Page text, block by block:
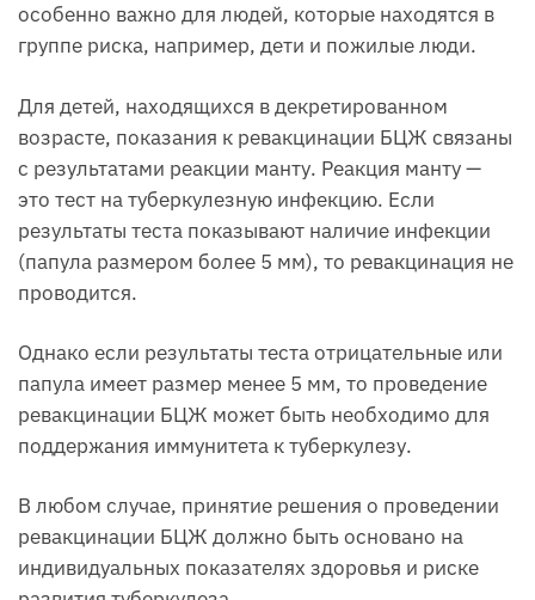
особенно важно для людей, которые находятся в
группе риска, например, дети и пожилые люди.
Для детей, находящихся в декретированном
возрасте, показания к ревакцинации БЦЖ связаны
с результатами реакции манту. Реакция манту —
это тест на туберкулезную инфекцию. Если
результаты теста показывают наличие инфекции
(папула размером более 5 мм), то ревакцинация не
проводится.
Однако если результаты теста отрицательные или
папула имеет размер менее 5 мм, то проведение
ревакцинации БЦЖ может быть необходимо для
поддержания иммунитета к туберкулезу.
В любом случае, принятие решения о проведении
ревакцинации БЦЖ должно быть основано на
индивидуальных показателях здоровья и риске